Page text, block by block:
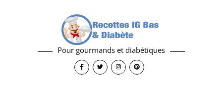
Pour gourmands et diabétiques